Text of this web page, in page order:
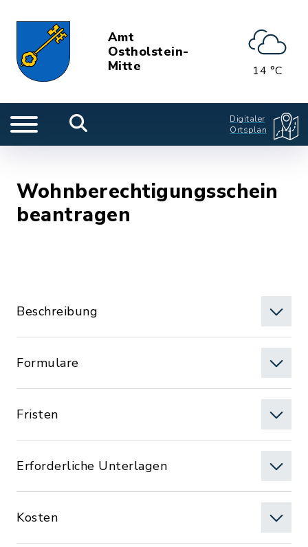
Amt
Ostholstein-
Mitte
14 °C
Digitaler
Ortsplan
Wohnberechtigungsschein
beantragen
Beschreibung
Formulare
Fristen
Erforderliche Unterlagen
Kosten